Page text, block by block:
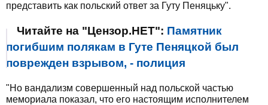
представить как польский ответ за Гуту Пеняцьку".
Читайте на "Цензор.НЕТ": Памятник
погибшим полякам в Гуте Пеняцкой был
поврежден взрывом, - полиция
"Но вандализм совершенный над польской частью
мемориала показал, что его настоящим исполнителем